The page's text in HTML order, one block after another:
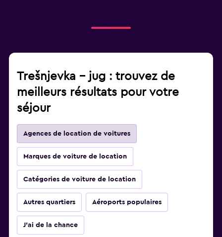
Trešnjevka – jug : trouvez de
meilleurs résultats pour votre
séjour
Agences de location de voitures
Marques de voiture de location
Catégories de voiture de location
Autres quartiers Aéroports populaires
J'ai de la chance